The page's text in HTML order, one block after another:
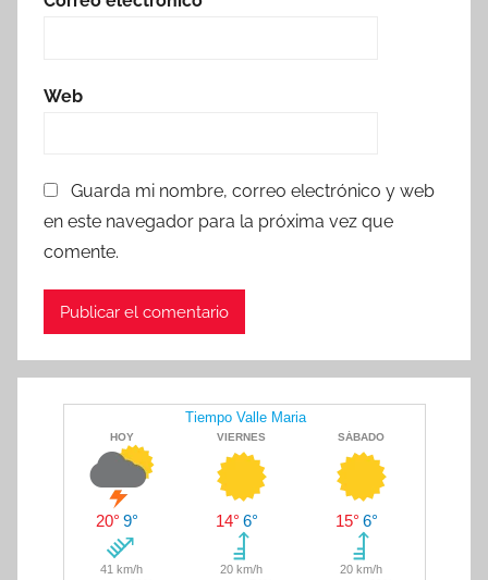
Web
Guarda mi nombre, correo electrónico y web
en este navegador para la próxima vez que
comente.